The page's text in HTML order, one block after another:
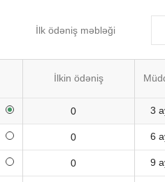
İlk ödəniş məbləği
İlkin ödəniş
3
6
9